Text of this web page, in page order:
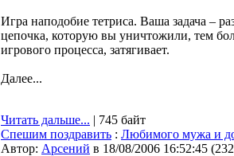
Игра наподобие тетриса. Ваша задача –
цепочка, которую вы уничтожили, тем
игрового процесса, затягивает.
Далее...
Читать дальше... | 745 байт
Спешим поздравить : Любимого мужа и
Автор: Арсений в 18/08/2006 16:52:45 (